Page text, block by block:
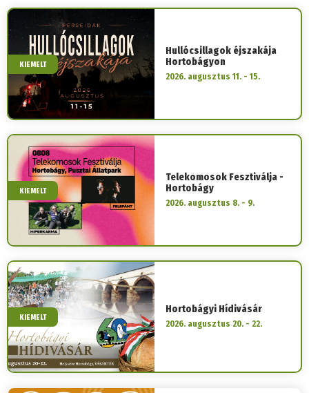
KIEMELT
Hullócsillagok éjszakája
Hortobágyon
2026. augusztus 11. - 15.
KIEMELT
Telekomosok Fesztiválja -
Hortobágy
2026. augusztus 8. - 9.
KIEMELT
Hortobágyi Hídivásár
2026. augusztus 20. - 22.